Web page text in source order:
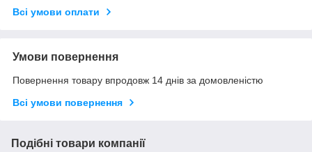
Всі умови оплати
Умови повернення
Повернення товару впродовж 14 днів за домовленістю
Всі умови повернення
Подібні товари компанії